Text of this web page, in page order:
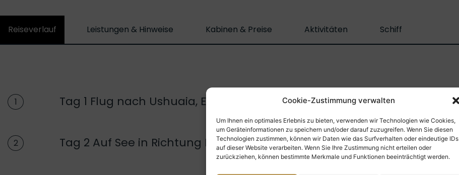
Cookie-Zustimmung verwalten
Um Ihnen ein optimales Erlebnis zu bieten, verwenden wir Technologien wie Cookies,
um Geräteinformationen zu speichern und/oder darauf zuzugreifen. Wenn Sie diesen
Technologien zustimmen, können wir Daten wie das Surfverhalten oder eindeutige IDs
auf dieser Website verarbeiten. Wenn Sie Ihre Zustimmung nicht erteilen oder
zurückziehen, können bestimmte Merkmale und Funktionen beeinträchtigt werden.
Reiseverlauf Leistungen & Hinweise Kabinen & Preise Aktivitäten Schiff
1 Tag 1 Flug nach Ushuaia, Einschiffung und Beginn der Antarktis Reise
2 Tag 2 Auf See in Richtung Falkland Inseln